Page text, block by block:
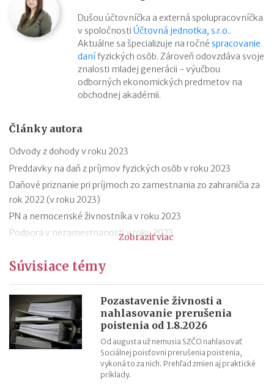
Dušou účtovníčka a externá spolupracovníčka
v spoločnosti Účtovná jednotka, s.r.o..
Aktuálne sa špecializuje na ročné spracovanie
danífyzických osôb. Zároveň odovzdáva svoje
znalosti mladej generácii - výučbou
odborných ekonomických predmetov na
obchodnej akadémii.
Články autora
Odvody z dohody v roku 2023
Preddavky na daň z príjmov fyzických osôb v roku 2023
Daňové priznanie pri príjmoch zo zamestnania zo zahraničia za
rok 2022 (v roku 2023)
PN a nemocenské živnostníka v roku 2023
Podpora v nezamestnanosti v roku 2023
Ročné zúčtovanie dane za rok 2022 (v roku 2023)
Výpočet čistej mzdy v roku 2023
Daňový bonus na dieťa od 1.1.2023 – príklady
Daňový bonus na dieťa od 1.1.2023
Zobraziť viac
Súvisiace témy
Pozastavenie živnosti a
nahlasovanie prerušenia
poistenia od 1.8.2026
Od augusta už nemusia SZČO nahlasovať
Sociálnej poisťovni prerušenia poistenia,
vykoná to za nich. Prehľad zmien aj praktické
príklady.